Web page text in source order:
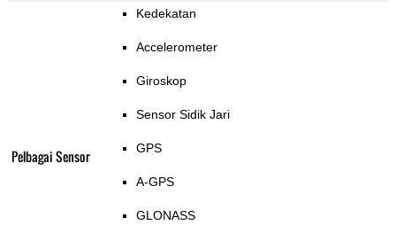
Pelbagai Sensor
Kedekatan
Accelerometer
Giroskop
Sensor Sidik Jari
GPS
A-GPS
GLONASS